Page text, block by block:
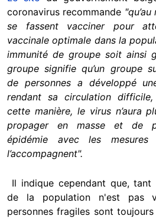
coronavirus recommande
se fassent vacciner pour
vaccinale optimale dans la
immunité de groupe soit ainsi
groupe signifie qu’un groupe
de personnes a développé
rendant sa circulation
cette manière, le virus n’aura
propager en masse et de
épidémie avec les
l’accompagnent".
Il indique cependant que,
de la population n'est pas
personnes fragiles sont